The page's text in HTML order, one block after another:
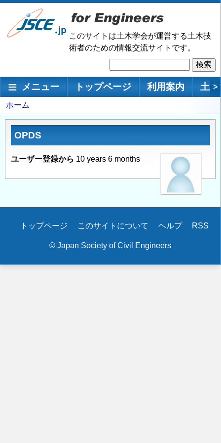
メ
ン
移
このサイトは土木学会が運営する土木技
術者のための情報交流サイトです。
索
メインナビゲーション
メニュー トップページ 利用案内 土 >
パ
ン
く
ず
ホーム
OPDS
ユーザー登録から 10 years 6 months
Secondary
トップページ このサイトについて ヘルプ RSS
© Japan Society of Civil Engineers